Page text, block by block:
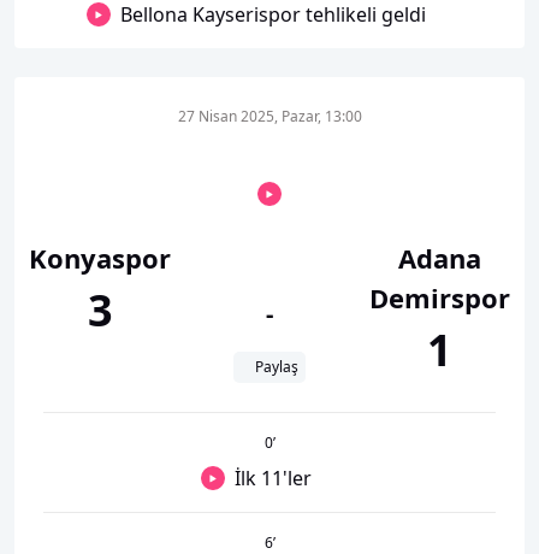
Bellona Kayserispor tehlikeli geldi
Konyaspor
3
27 Nisan 2025, Pazar, 13:00
-
Paylaş
Adana
Demirspor
1
0’
İlk 11'ler
6’